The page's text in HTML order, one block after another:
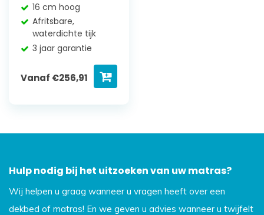
16 cm hoog
Afritsbare,
waterdichte tijk
3 jaar garantie
Vanaf €256,91
Hulp nodig bij het uitzoeken van uw matras?
Wij helpen u graag wanneer u vragen heeft over een
dekbed of matras! En we geven u advies wanneer u twijfelt